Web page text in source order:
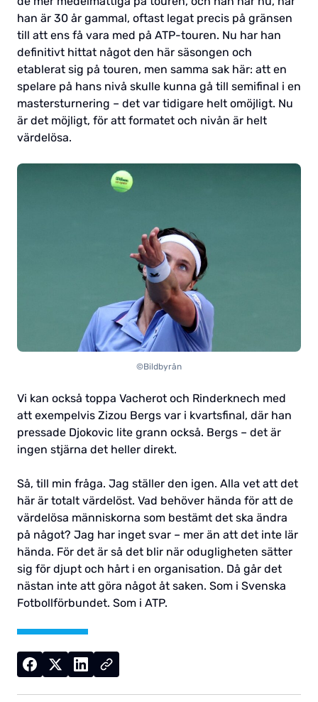
han är 30 år gammal, oftast legat precis på gränsen
till att ens få vara med på ATP-touren. Nu har han
definitivt hittat något den här säsongen och
etablerat sig på touren, men samma sak här: att en
spelare på hans nivå skulle kunna gå till semifinal i en
mastersturnering – det var tidigare helt omöjligt. Nu
är det möjligt, för att formatet och nivån är helt
värdelösa.
©Bildbyrån
Vi kan också toppa Vacherot och Rinderknech med
att exempelvis Zizou Bergs var i kvartsfinal, där han
pressade Djokovic lite grann också. Bergs – det är
ingen stjärna det heller direkt.
Så, till min fråga. Jag ställer den igen. Alla vet att det
här är totalt värdelöst. Vad behöver hända för att de
värdelösa människorna som bestämt det ska ändra
på något? Jag har inget svar – mer än att det inte lär
hända. För det är så det blir när odugligheten sätter
sig för djupt och hårt i en organisation. Då går det
nästan inte att göra något åt saken. Som i Svenska
Fotbollförbundet. Som i ATP.